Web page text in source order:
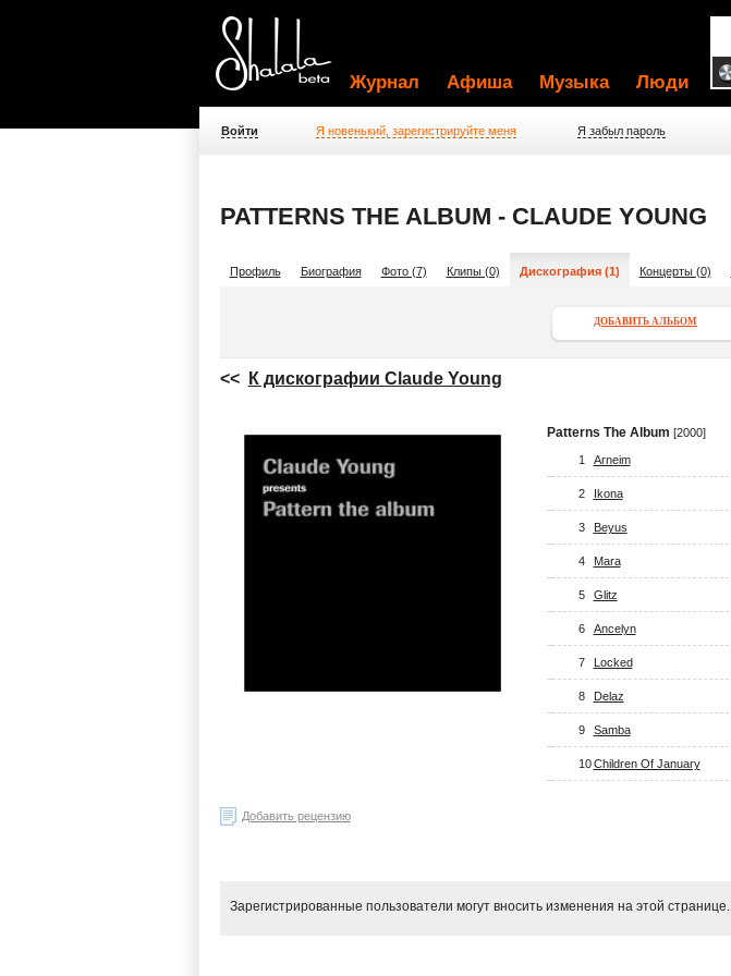
Журнал Афиша Музыка Люди
Войти Я новенький, зарегистрируйте меня Я забыл пароль
PATTERNS THE ALBUM - CLAUDE YOUNG
Профиль Биография Фото (7) Клипы (0) Дискография (1) Концерты (0)
ДОБАВИТЬ АЛЬБОМ
<< К дискографии Claude Young
Patterns The Album [2000]
1 Arneim
2 Ikona
3 Beyus
4 Mara
5 Glitz
6 Ancelyn
7 Locked
8 Delaz
9 Samba
10 Children Of January
Добавить рецензию
Зарегистрированные пользователи могут вносить изменения на этой странице.